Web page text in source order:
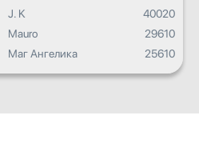
J. K
40020
Mauro
29610
Маг Ангелика 25610